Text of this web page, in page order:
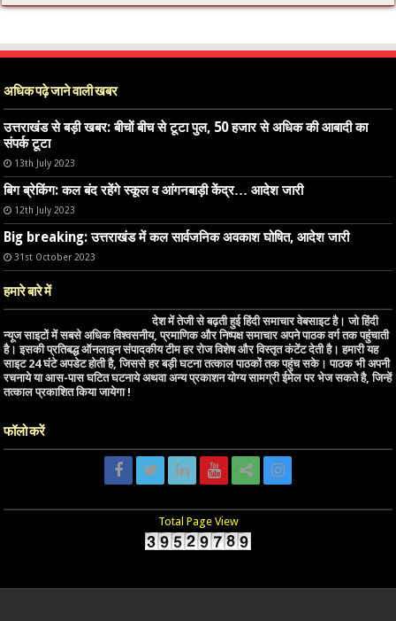
अधिक पढ़े जाने वाली खबर
उत्तराखंड से बड़ी खबर: बीचों बीच से टूटा पुल, 50 हजार से अधिक की आबादी का
संपर्क टूटा
13th July 2023
बिग ब्रेकिंग: कल बंद रहेंगे स्कूल व आंगनबाड़ी केंद्र… आदेश जारी
12th July 2023
Big breaking: उत्तराखंड में कल सार्वजनिक अवकाश घोषित, आदेश जारी
31st October 2023
हमारे बारे में
देश में तेजी से बढ़ती हुई हिंदी समाचार वेबसाइट है। जो हिंदी
न्यूज साइटों में सबसे अधिक विश्वसनीय, प्रमाणिक और निष्पक्ष समाचार अपने पाठक वर्ग तक पहुंचाती
है। इसकी प्रतिबद्ध ऑनलाइन संपादकीय टीम हर रोज विशेष और विस्तृत कंटेंट देती है। हमारी यह
साइट 24 घंटे अपडेट होती है, जिससे हर बड़ी घटना तत्काल पाठकों तक पहुंच सके। पाठक भी अपनी
रचनाये या आस-पास घटित घटनाये अथवा अन्य प्रकाशन योग्य सामग्री ईमेल पर भेज सकते है, जिन्हें
तत्काल प्रकाशित किया जायेगा !
फॉलो करें
Total Page View